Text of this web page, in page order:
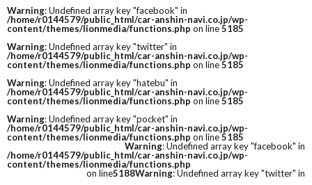
Warning: Undefined array key "facebook" in
/home/r0144579/public_html/car-anshin-navi.co.jp/wp-
content/themes/lionmedia/functions.php on line5185
Warning: Undefined array key "twitter" in
/home/r0144579/public_html/car-anshin-navi.co.jp/wp-
content/themes/lionmedia/functions.php on line5185
Warning: Undefined array key "hatebu" in
/home/r0144579/public_html/car-anshin-navi.co.jp/wp-
content/themes/lionmedia/functions.php on line5185
Warning: Undefined array key "pocket" in
/home/r0144579/public_html/car-anshin-navi.co.jp/wp-
content/themes/lionmedia/functions.php on line5185
Warning: Undefined array key "facebook" in
/home/r0144579/public_html/car-anshin-navi.co.jp/wp-
content/themes/lionmedia/functions.php
on line5188Warning: Undefined array key "twitter" in